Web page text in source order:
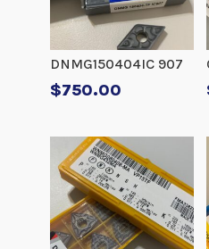
DNMG150404IC 907
$750.00